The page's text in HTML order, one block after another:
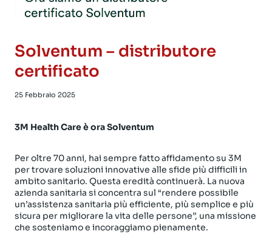
Solventum – distributore
certificato
25 Febbraio 2025
3M Health Care è ora Solventum
Per oltre 70 anni, hai sempre fatto affidamento su 3M
per trovare soluzioni innovative alle sfide più difficili in
ambito sanitario. Questa eredità continuerà. La nuova
azienda sanitaria si concentra sul “rendere possibile
un’assistenza sanitaria più efficiente, più semplice e più
sicura per migliorare la vita delle persone’’, una missione
che sosteniamo e incoraggiamo pienamente.